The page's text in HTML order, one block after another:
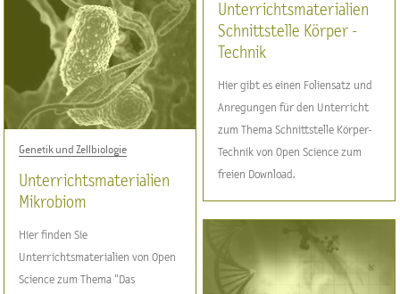
Unterrichtsmaterialien
Schnittstelle Körper -
Technik
Hier gibt es einen Foliensatz und
Anregungen für den Unterricht
zum Thema Schnittstelle Körper-
Technik von Open Science zum
freien Download.
Genetik und Zellbiologie
Unterrichtsmaterialien
Mikrobiom
Hier finden Sie
Unterrichtsmaterialien von Open
Science zum Thema "Das